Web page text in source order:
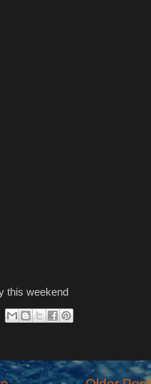
this weekend